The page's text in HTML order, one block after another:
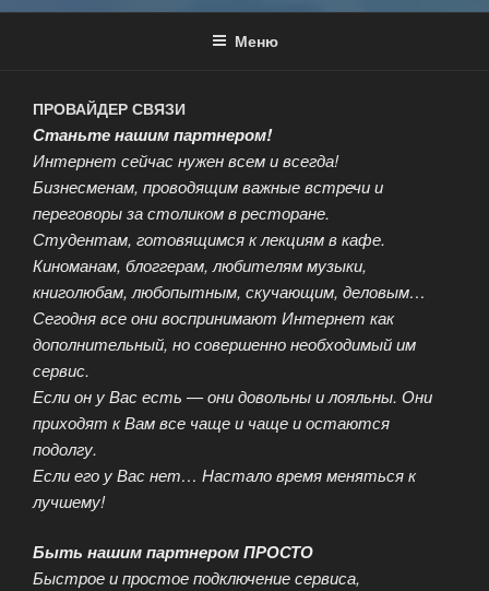
Меню
ПРОВАЙДЕР СВЯЗИ
Станьте нашим партнером!
Интернет сейчас нужен всем и всегда!
Бизнесменам, проводящим важные встречи и
переговоры за столиком в ресторане.
Студентам, готовящимся к лекциям в кафе.
Киноманам, блоггерам, любителям музыки,
книголюбам, любопытным, скучающим, деловым…
Сегодня все они воспринимают Интернет как
дополнительный, но совершенно необходимый им
сервис.
Если он у Вас есть — они довольны и лояльны. Они
приходят к Вам все чаще и чаще и остаются
подолгу.
Если его у Вас нет… Настало время меняться к
лучшему!
Быть нашим партнером ПРОСТО
Быстрое и простое подключение сервиса,